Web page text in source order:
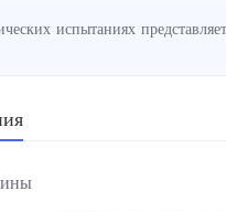
испытаниях